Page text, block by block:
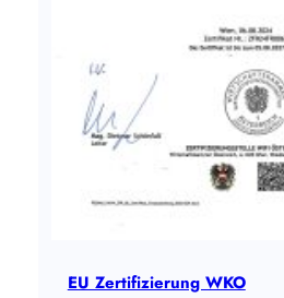
EU Zertifizierung WKO